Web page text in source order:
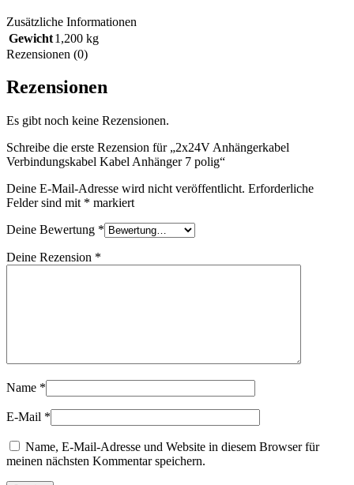
Zusätzliche Informationen
Gewicht1,200 kg
Rezensionen (0)
Rezensionen
Es gibt noch keine Rezensionen.
Schreibe die erste Rezension für „2x24V Anhängerkabel
Verbindungskabel Kabel Anhänger 7 polig“
Deine E-Mail-Adresse wird nicht veröffentlicht. Erforderliche
Felder sind mit * markiert
Deine Bewertung *
Deine Rezension *
Name *
E-Mail *
Name, E-Mail-Adresse und Website in diesem Browser für
meinen nächsten Kommentar speichern.